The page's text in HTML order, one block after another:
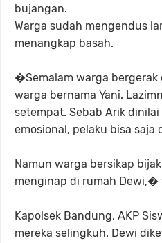
bujangan.
Warga sudah mengendus
menangkap basah.
�Semalam warga
warga bernama Yani.
setempat. Sebab Arik
emosional, pelaku bisa
Namun warga bersikap
menginap di rumah Dewi,�
Kapolsek Bandung, AKP
mereka selingkuh. Dewi